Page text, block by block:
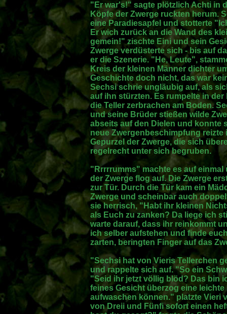
"Er war's!" sagte plötzlich Achti in
Köpfe der Zwerge ruckten herum.
eine Paradiesapfel und stotterte
Er wich zurück an die Wand des
gemein!" zischte Eini und sein
Zwerge verdüsterte sich - bis auf
er die Szenerie. "He, Leute",
Kreis der kleinen Männer dichter
Geschichte doch nicht, das war
Sechsi schrie ungläubig auf, als
auf ihn stürzten. Es rumpelte in
die Teller zerbrachen am Boden.
und seine Brüder stießen wilde
abseits auf den Dielen und konnte
neue Zwergenbeschimpfung
Gepurzel der Zwerge, die sich
regelrecht unter sich begruben.
"Rrrrrumms" machte es auf
der Zwerge flog auf. Die Zwerge
zur Tür. Durch die Tür kam ein
Zwerge und scheinbar auch
sie herrisch, "Habt ihr kleinen
als Euch zu zanken? Da liege ich
warte darauf, dass ihr reinkommt
ich selber aufstehen und finde
zarten, beringten Finger auf das
"Sechsi hat von Vieris Tellerchen
und rappelte sich auf. "So ein
"Seid ihr jetzt völlig blöd? Das bin
feines Gesicht überzog eine
aufwaschen können." platzte Vieri
von Dreii und Fünfi sofort einen